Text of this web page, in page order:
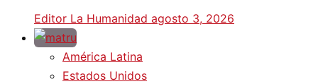
Editor La Humanidad agosto 3, 2026
América Latina
Estados Unidos